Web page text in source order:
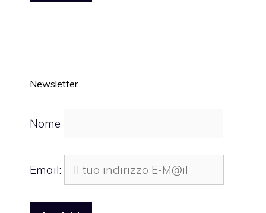
Newsletter
Nome
Email: